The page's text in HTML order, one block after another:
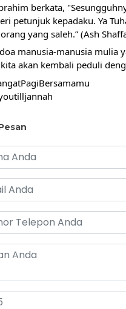
berkata,
petunjuk kepadaku. Ya
yang saleh.” (Ash
manusia-manusia mulia
akan kembali peduli